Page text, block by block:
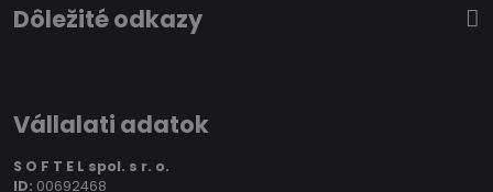
Dôležité odkazy
Vállalati adatok
S O F T E L spol. s r. o.
ID: 00692468